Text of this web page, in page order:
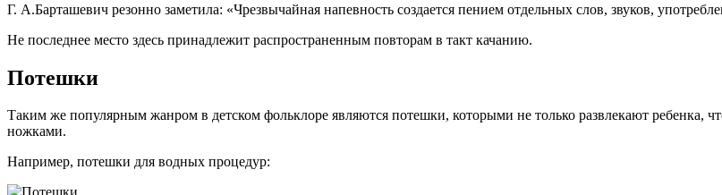
Г. А.Барташевич резонно заметила: «Чрезвычайная напевность создается пением отдельных слов, звуков,
Не последнее место здесь принадлежит распространенным повторам в такт качанию.
Потешки
Таким же популярным жанром в детском фольклоре являются потешки, которыми не только развлекают ребенка,
ножками.
Например, потешки для водных процедур: